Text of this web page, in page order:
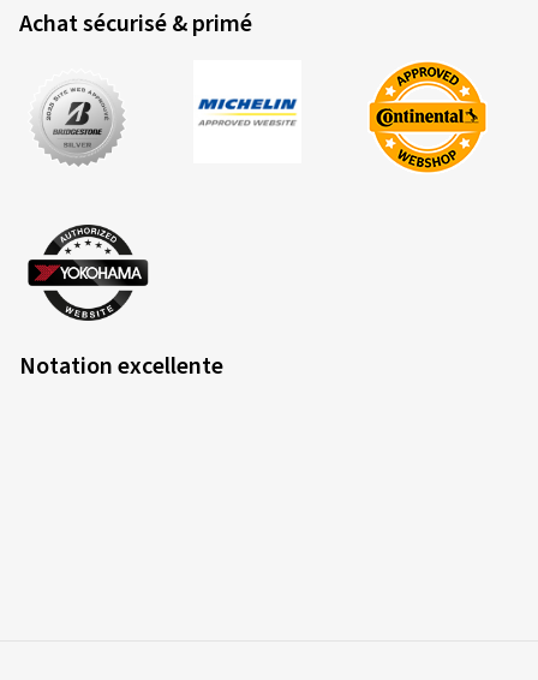
Achat sécurisé & primé
Notation excellente